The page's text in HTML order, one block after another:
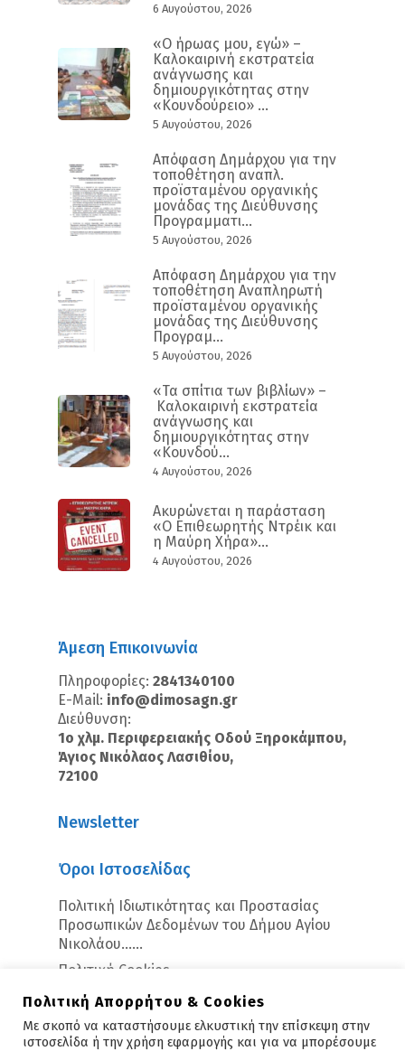
6 Αυγούστου, 2026
«Ο ήρωας μου, εγώ» –
Καλοκαιρινή εκστρατεία
ανάγνωσης και
δημιουργικότητας στην
«Κουνδούρειο» ...
5 Αυγούστου, 2026
Απόφαση Δημάρχου για την
τοποθέτηση αναπλ.
προϊσταμένου οργανικής
μονάδας της Διεύθυνσης
Προγραμματι...
5 Αυγούστου, 2026
Απόφαση Δημάρχου για την
τοποθέτηση Αναπληρωτή
προϊσταμένου οργανικής
μονάδας της Διεύθυνσης
Προγραμ...
5 Αυγούστου, 2026
«Τα σπίτια των βιβλίων» –
Καλοκαιρινή εκστρατεία
ανάγνωσης και
δημιουργικότητας στην
«Κουνδού...
4 Αυγούστου, 2026
Ακυρώνεται η παράσταση
«Ο Επιθεωρητής Ντρέικ και
η Μαύρη Χήρα»...
4 Αυγούστου, 2026
Άμεση Επικοινωνία
Πληροφορίες: 2841340100
E-Mail: info@dimosagn.gr
Διεύθυνση:
1ο χλμ. Περιφερειακής Οδού Ξηροκάμπου,
Άγιος Νικόλαος Λασιθίου,
72100
Newsletter
Όροι Ιστοσελίδας
Πολιτική Ιδιωτικότητας και Προστασίας
Προσωπικών Δεδομένων του Δήμου Αγίου
Νικολάου…...
Πολιτική Cookies
Πολιτική Απορρήτου & Cookies
Με σκοπό να καταστήσουμε ελκυστική την επίσκεψη στην
ιστοσελίδα ή την χρήση εφαρμογής και για να μπορέσουμε